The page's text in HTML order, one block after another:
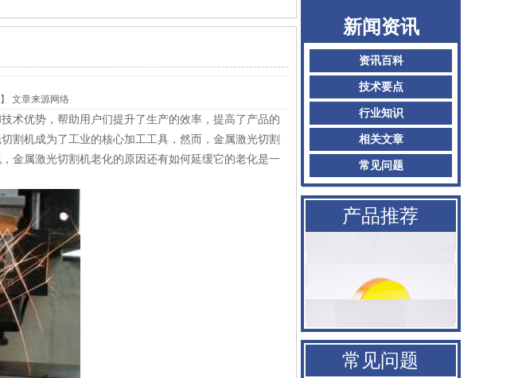
】 文章来源网络
术优势，帮助用户们提升了生产的效率，提高了产品的
割机成为了工业的核心加工工具，然而，金属激光切割
金属激光切割机老化的原因还有如何延缓它的老化是一
新闻资讯
资讯百科
技术要点
行业知识
相关文章
常见问题
产品推荐
AMADA阿玛达喷嘴
二氧化碳聚焦镜
普雷喷嘴
百超Bystronic喷嘴
KTB2陶瓷体
AMADA阿玛达喷嘴
二氧化碳聚焦镜
百超Bystronic喷嘴
AMADA阿玛达喷嘴
常见问题